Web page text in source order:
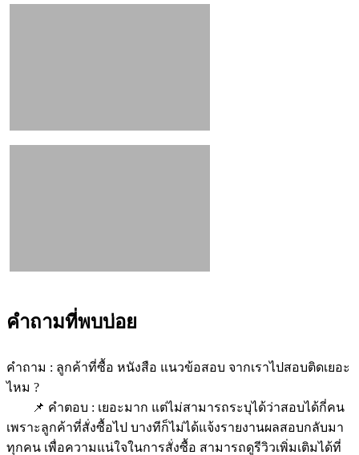
คำถามที่พบบ่อย
คำถาม : ลูกค้าที่ซื้อ หนังสือ แนวข้อสอบ จากเราไปสอบติดเยอะ
ไหม ?
📌 คำตอบ : เยอะมาก แต่ไม่สามารถระบุได้ว่าสอบได้กี่คน
เพราะลูกค้าที่สั่งซื้อไป บางทีก็ไม่ได้แจ้งรายงานผลสอบกลับมา
ทุกคน เพื่อความแน่ใจในการสั่งซื้อ สามารถดูรีวิวเพิ่มเติมได้ที่